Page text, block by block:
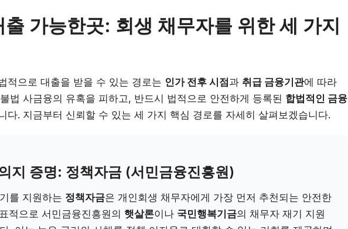
가능한곳: 회생 채무자를 위한 세 가지
적으로 대출을 받을 수 있는 경로는 인가 전후 시점과 취급 금융기관에 따라
법 사금융의 유혹을 피하고, 반드시 법적으로 안전하게 등록된 합법적인 금융
다. 지금부터 신뢰할 수 있는 세 가지 핵심 경로를 자세히 살펴보겠습니다.
지 증명: 정책자금 (서민금융진흥원)
를 지원하는 정책자금은 개인회생 채무자에게 가장 먼저 추천되는 안전한
적으로 서민금융진흥원의 햇살론이나 국민행복기금의 채무자 재기 지원